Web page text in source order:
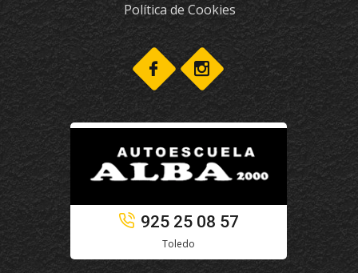
Política de Cookies
925 25 08 57
Toledo